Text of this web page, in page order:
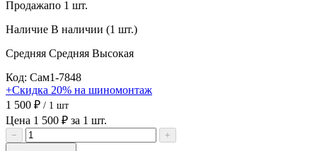
Продажапо 1 шт.
Наличие В наличии (1 шт.)
Средняя Средняя Высокая
Код: Сам1-7848
+Скидка 20% на шиномонтаж
1 500 ₽ / 1 шт
Цена 1 500 ₽ за 1 шт.
−
+